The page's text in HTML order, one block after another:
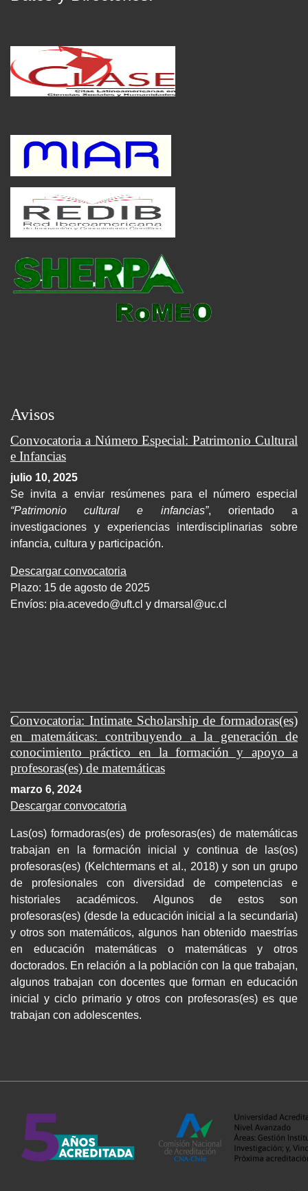
Avisos
Convocatoria a Número Especial: Patrimonio Cultural
e Infancias
julio 10, 2025
Se invita a enviar resúmenes para el número especial
“Patrimonio cultural e infancias”, orientado a
investigaciones y experiencias interdisciplinarias sobre
infancia, cultura y participación.
Descargar convocatoria
Plazo: 15 de agosto de 2025
Envíos: pia.acevedo@uft.cl y dmarsal@uc.cl
Convocatoria: Intimate Scholarship de formadoras(es)
en matemáticas: contribuyendo a la generación de
conocimiento práctico en la formación y apoyo a
profesoras(es) de matemáticas
marzo 6, 2024
Descargar convocatoria
Las(os) formadoras(es) de profesoras(es) de matemáticas
trabajan en la formación inicial y continua de las(os)
profesoras(es) (Kelchtermans et al., 2018) y son un grupo
de profesionales con diversidad de competencias e
historiales académicos. Algunos de estos son
profesoras(es) (desde la educación inicial a la secundaria)
y otros son matemáticos, algunos han obtenido maestrías
en educación matemáticas o matemáticas y otros
doctorados. En relación a la población con la que trabajan,
algunos trabajan con docentes que forman en educación
inicial y ciclo primario y otros con profesoras(es) es que
trabajan con adolescentes.